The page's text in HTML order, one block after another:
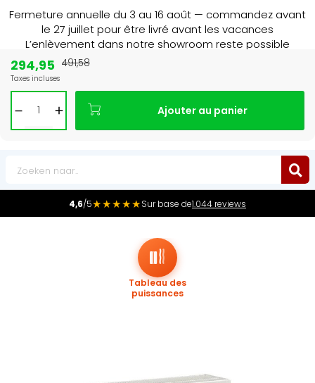
Fermeture annuelle du 3 au 16 août — commandez avant
le 27 juillet pour être livré avant les vacances
L’enlèvement dans notre showroom reste possible
4,6/5★★★★★Sur base de1.044 reviews
Tableau des
puissances
294,95
Taxes incluses
491,58
Ajouter au panier